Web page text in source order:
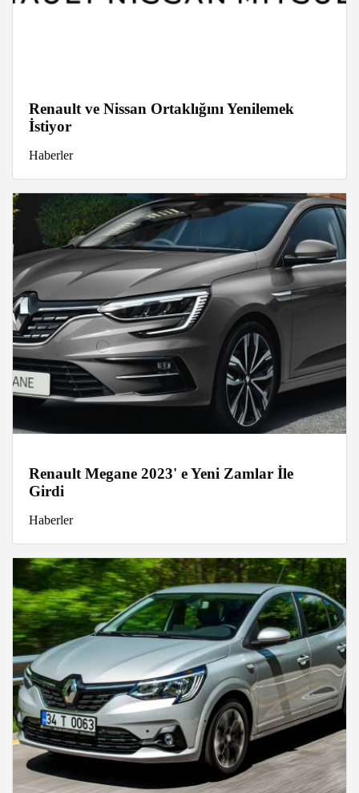
Renault ve Nissan Ortaklığını Yenilemek
İstiyor
Haberler
Renault Megane 2023' e Yeni Zamlar İle
Girdi
Haberler